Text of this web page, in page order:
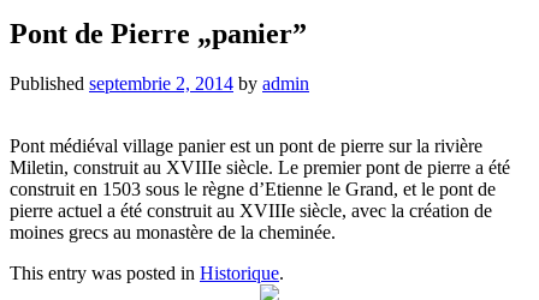
Pont de Pierre „panier”
Published septembrie 2, 2014 by admin
Pont médiéval village panier est un pont de pierre sur la rivière
Miletin, construit au XVIIIe siècle. Le premier pont de pierre a été
construit en 1503 sous le règne d’Etienne le Grand, et le pont de
pierre actuel a été construit au XVIIIe siècle, avec la création de
moines grecs au monastère de la cheminée.
This entry was posted in Historique.